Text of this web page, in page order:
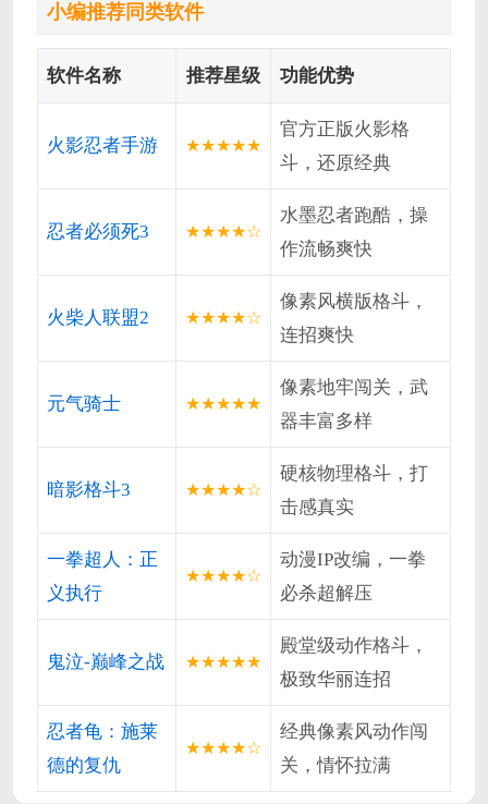
小编推荐同类软件
软件名称 推荐星级 功能优势
火影忍者手游 ★★★★★
官方正版火影格
斗，还原经典
忍者必须死3 ★★★★☆
水墨忍者跑酷，操
作流畅爽快
火柴人联盟2 ★★★★☆
像素风横版格斗，
连招爽快
元气骑士 ★★★★★
像素地牢闯关，武
器丰富多样
暗影格斗3 ★★★★☆
硬核物理格斗，打
击感真实
一拳超人：正
义执行
★★★★☆
动漫IP改编，一拳
必杀超解压
鬼泣-巅峰之战 ★★★★★
殿堂级动作格斗，
极致华丽连招
忍者龟：施莱
德的复仇
★★★★☆
经典像素风动作闯
关，情怀拉满